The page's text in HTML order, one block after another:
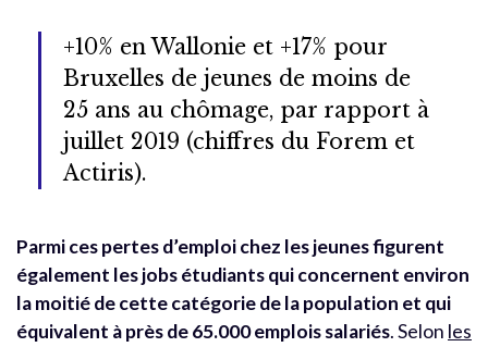
+10% en Wallonie et +17% pour
Bruxelles de jeunes de moins de
25 ans au chômage, par rapport à
juillet 2019 (chiffres du Forem et
Actiris).
Parmi ces pertes d’emploi chez les jeunes figurent
également les jobs étudiants qui concernent environ
la moitié de cette catégorie de la population et qui
équivalent à près de 65.000 emplois salariés. Selon les